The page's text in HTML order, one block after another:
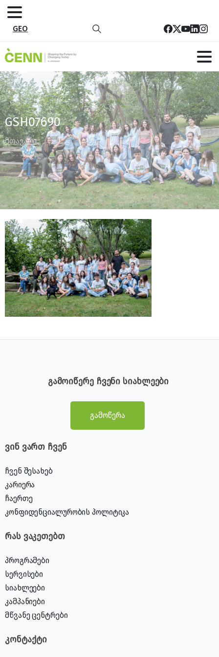
GEO
GSH07690
მთავარი
გამოიწერე ჩვენი სიახლეები
გამოწერა
ვინ ვართ ჩვენ
ჩვენ შესახებ
კარიერა
ჩაერთე
კონფიდენციალურობის პოლიტიკა
რას ვაკეთებთ
პროგრამები
სერვისები
სიახლეები
კამპანიები
მწვანე ცენტრები
კონტაქტი